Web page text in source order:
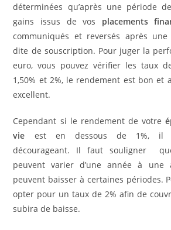
déterminées qu’après une période
gains issus de vos placements
communiqués et reversés après
dite de souscription. Pour juger la
euro, vous pouvez vérifier les taux
1,50% et 2%, le rendement est bon et
excellent.
Cependant si le rendement de votre
vie est en dessous de 1%, il
décourageant. Il faut souligner
peuvent varier d’une année à
peuvent baisser à certaines périodes.
opter pour un taux de 2% afin de
subira de baisse.